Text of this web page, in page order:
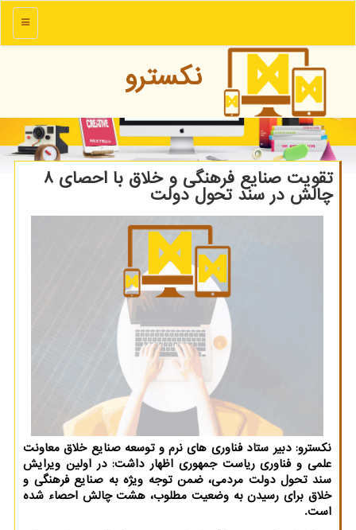
منو
نكسترو
تقویت صنایع فرهنگی و خلاق با احصای ۸
چالش در سند تحول دولت
نکسترو: دبیر ستاد فناوری های نرم و توسعه صنایع خلاق معاونت
علمی و فناوری ریاست جمهوری اظهار داشت: در اولین ویرایش
سند تحول دولت مردمی، ضمن توجه ویژه به صنایع فرهنگی و
خلاق برای رسیدن به وضعیت مطلوب، هشت چالش احصاء شده
است.